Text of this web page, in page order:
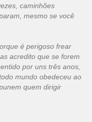
caminhões
mesmo se você
é perigoso frear
acredito que se forem
por uns três anos,
mundo obedeceu ao
quem dirigir